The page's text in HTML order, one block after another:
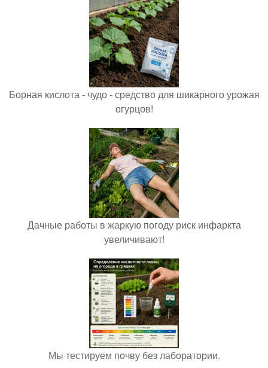
Борная кислота - чудо - средство для шикарного урожая
огурцов!
Дачные работы в жаркую погоду риск инфаркта
увеличивают!
Мы тестируем почву без лаборатории.